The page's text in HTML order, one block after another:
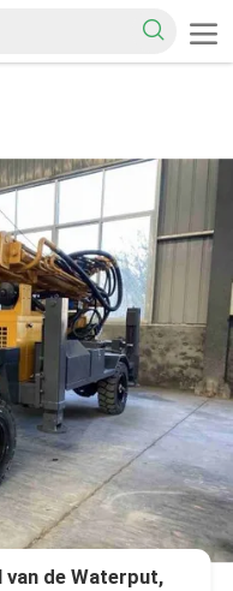
de Waterput,